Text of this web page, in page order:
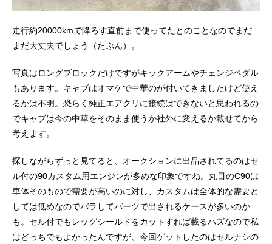
走行約20000kmで降ろす直前まで使ってたとのことなのでまだ
まだ大丈夫でしょう（たぶん）。
写真はロングブロックだけですがキックアームやチェンジペダル
もあります。キャブはオマケで中華のが付いてきましたけど使え
るかは不明。恐らく純正エアクリに接続はできないと思われるの
でキャブは今の中華をそのまま使うか社外に変えるか載せてから
考えます。
探しながらずっと見てると、オークションに出品されてるのはセ
ル付の90カスタム用エンジンが多めな印象ですね。丸目のC90は
車体そのもので需要が高いのに対し、カスタムは全体的な需要と
しては低めなのでバラしてパーツで出されるケースが多いのか
も。セル付でもレッグシールドをカットすれば載るハズなので私
はどっちでもよかったんですが、今回ゲットしたのはセルナシの